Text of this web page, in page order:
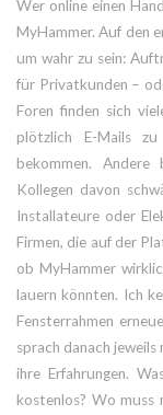
Wer online einen
MyHammer. Auf den
um wahr zu sein:
für Privatkunden –
Foren finden sich
plötzlich E-Mails zu
bekommen.
Kollegen davon
Installateure oder
Firmen, die auf der
ob MyHammer
lauern könnten. Ich
Fensterrahmen
sprach danach
ihre Erfahrungen.
kostenlos? Wo muss